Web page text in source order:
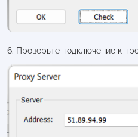
6. Проверьте подключение к